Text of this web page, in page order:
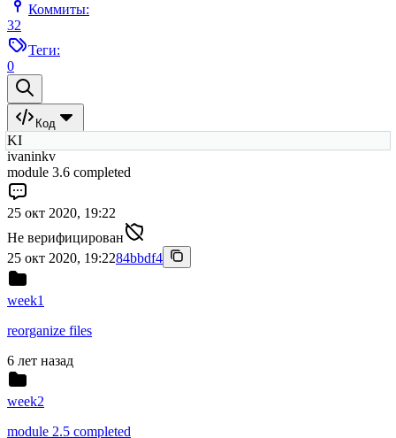
Коммиты:
32
Теги:
0
Код
KI
ivaninkv
module 3.6 completed
25 окт 2020, 19:22
Не верифицирован
25 окт 2020, 19:2284bbdf4
week1
reorganize files
6 лет назад
week2
module 2.5 completed